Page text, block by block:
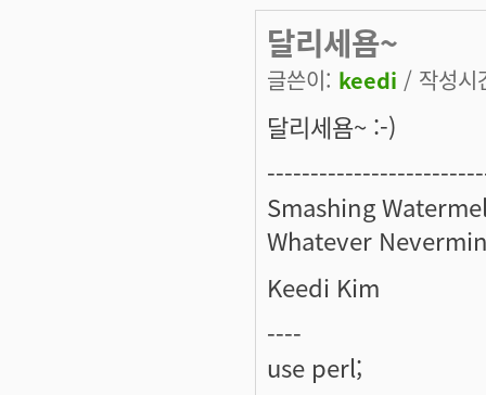
달리세욤~
글쓴이: keedi / 작성
달리세욤~ :-)
Smashing
Whatever
Keedi Kim
----
use perl;